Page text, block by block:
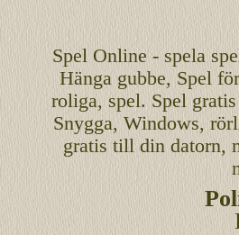
Spel Online- spela
Hänga gubbe, Spel
roliga, spel. Spel
Snygga, Windows,
gratis till din datorn,